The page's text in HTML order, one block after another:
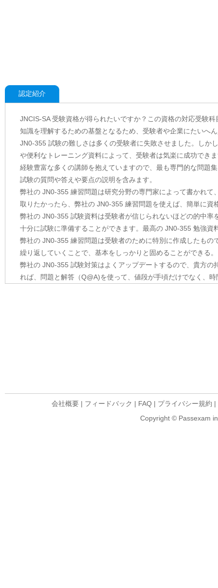
認定紹介
JNCIS-SA 受験資格が得られたいですか？この資格の対応受験
知識を理解するための基盤となるため、受験者や企業にたいへ
JN0-355 試験の難しさは多くの受験者に失敗させました。しか
や便利なトレーニング資料によって、受験者は気楽に成功でき
経験豊富な多くの講師を抱えていますので、最も専門的な問題
試験の質問や答えや要点の説明を含みます。
弊社の JN0-355 練習問題は研究分野の専門家によって書かれ
取りたかったら、弊社の JN0-355 練習問題を使えば、簡単に資
弊社の JN0-355 試験資料は受験者が信じられないほどの的中
十分に試験に準備することができます。最高の JN0-355 勉強
弊社の JN0-355 練習問題は受験者のために特別に作成したも
繰り返していくことで、基本をしっかりと固めることができる。
弊社の JN0-355 試験対策はよくアップデートするので、貴方
れば、問題と解答（Q@A)を使って、値段が手頃だけでなく、
会社概要 | フィードバック | FAQ | プライバシー規約 |
Copyright © Passexam